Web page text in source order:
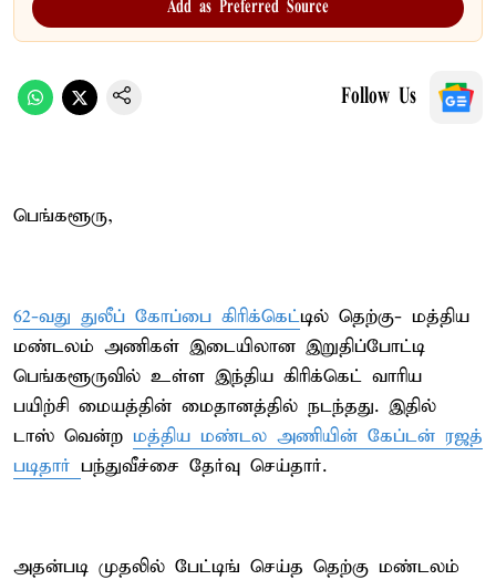
Add as Preferred Source
Follow Us
பெங்களூரு,
62-வது துலீப் கோப்பை கிரிக்கெட்டில் தெற்கு- மத்திய
மண்டலம் அணிகள் இடையிலான இறுதிப்போட்டி
பெங்களூருவில் உள்ள இந்திய கிரிக்கெட் வாரிய
பயிற்சி மையத்தின் மைதானத்தில் நடந்தது. இதில்
டாஸ் வென்ற மத்திய மண்டல அணியின் கேப்டன் ரஜத்
படிதார் பந்துவீச்சை தேர்வு செய்தார்.
அதன்படி முதலில் பேட்டிங் செய்த தெற்கு மண்டலம்